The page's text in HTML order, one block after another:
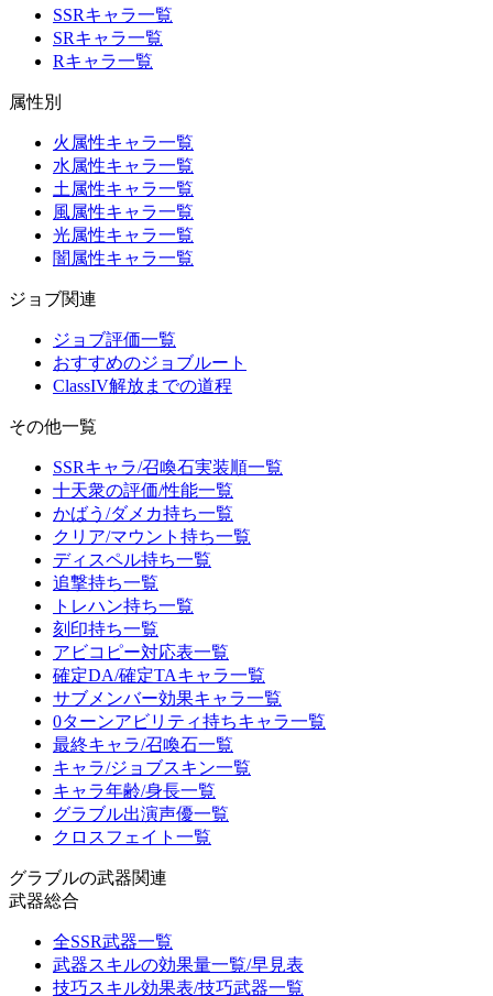
SSRキャラ一覧
SRキャラ一覧
Rキャラ一覧
属性別
火属性キャラ一覧
水属性キャラ一覧
土属性キャラ一覧
風属性キャラ一覧
光属性キャラ一覧
闇属性キャラ一覧
ジョブ関連
ジョブ評価一覧
おすすめのジョブルート
ClassIV解放までの道程
その他一覧
SSRキャラ/召喚石実装順一覧
十天衆の評価/性能一覧
かばう/ダメカ持ち一覧
クリア/マウント持ち一覧
ディスペル持ち一覧
追撃持ち一覧
トレハン持ち一覧
刻印持ち一覧
アビコピー対応表一覧
確定DA/確定TAキャラ一覧
サブメンバー効果キャラ一覧
0ターンアビリティ持ちキャラ一覧
最終キャラ/召喚石一覧
キャラ/ジョブスキン一覧
キャラ年齢/身長一覧
グラブル出演声優一覧
クロスフェイト一覧
グラブルの武器関連
武器総合
全SSR武器一覧
武器スキルの効果量一覧/早見表
技巧スキル効果表/技巧武器一覧